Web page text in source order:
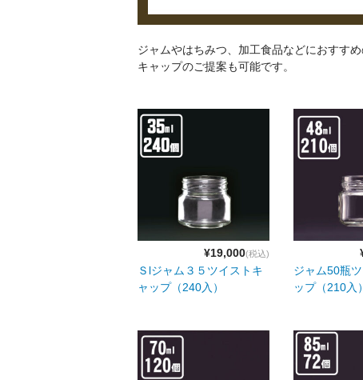
ジャムやはちみつ、加工食品などにおすす
キャップのご提案も可能です。
¥19,000(税込)
Ｓlジャム３５ツイストキ
ャップ（240入）
ジャム50瓶
ップ（210入）